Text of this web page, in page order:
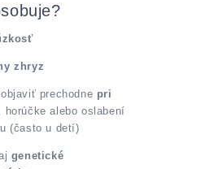
zhryz
prechodne pri
, horúčke alebo oslabení
(často u detí)
genetické